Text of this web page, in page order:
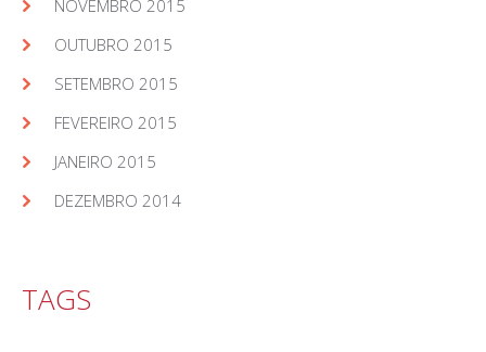
NOVEMBRO 2015
OUTUBRO 2015
SETEMBRO 2015
FEVEREIRO 2015
JANEIRO 2015
DEZEMBRO 2014
TAGS